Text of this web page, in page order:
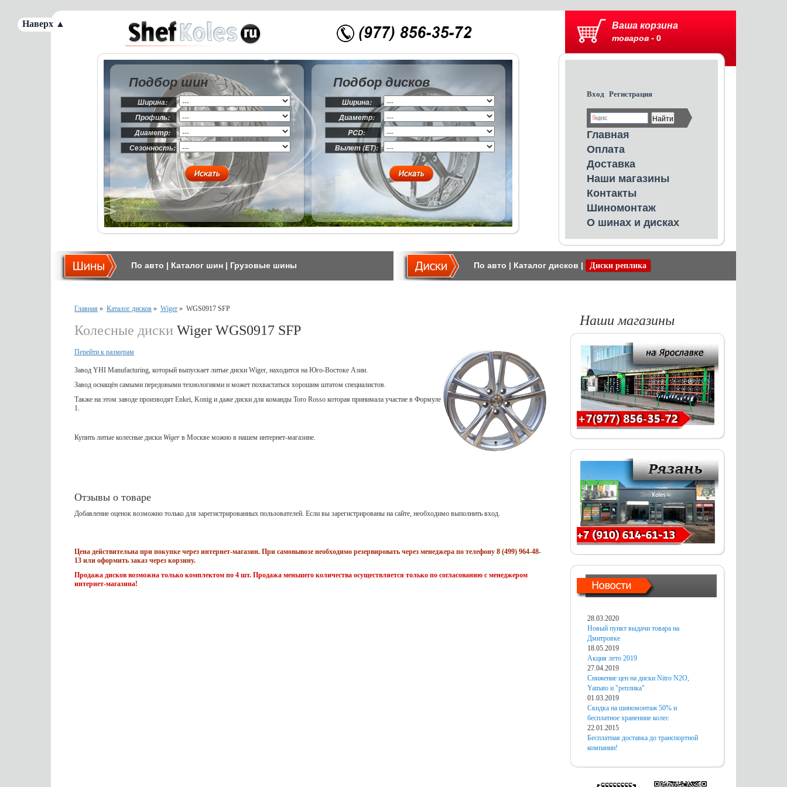
Ваша корзина
товаров - 0
Вход Регистрация
Главная
Оплата
Доставка
Наши магазины
Контакты
Шиномонтаж
О шинах и дисках
Подбор шин
Ширина:
Профиль:
Диаметр:
Сезонность:
Подбор дисков
Ширина:
Диаметр:
PCD:
Вылет (ET):
По авто | Каталог шин | Грузовые шины По авто | Каталог дисков | Диски реплика
Главная » Каталог дисков » Wiger » WGS0917 SFP
Колесные диски Wiger WGS0917 SFP
Перейти к размерам
Завод YHI Manufacturing, который выпускает литые диски Wiger, находится на Юго-Востоке Азии.
Завод оснащён самыми передовыми технологиями и может похвастаться хорошим штатом специалистов.
Также на этом заводе производят Enkei, Konig и даже диски для команды Toro Rosso которая принимала участие в Формуле
1.
Купить литые колесные диски Wiger в Москве можно в нашем интернет-магазине.
Отзывы о товаре
Добавление оценок возможно только для зарегистрированных пользователей. Если вы зарегистрированы на сайте, необходимо выполнить вход.
Цена действительна при покупке через интернет-магазин. При самовывозе необходимо резервировать через менеджера по телефону 8 (499) 964-48-
13 или оформить заказ через корзину.
Продажа дисков возможна только комплектом по 4 шт. Продажа меньшего количества осуществляется только по согласованию с менеджером
интернет-магазина!
Наши магазины
28.03.2020
Новый пункт выдачи товара на
Дмитровке
18.05.2019
Акция лето 2019
27.04.2019
Снижение цен на диски Nitro N2O,
Yamato и "реплика"
01.03.2019
Скидка на шиномонтаж 50% и
бесплатное хранениие колес
22.01.2015
Бесплатная доставка до транспортной
компании!
Наверх ▲